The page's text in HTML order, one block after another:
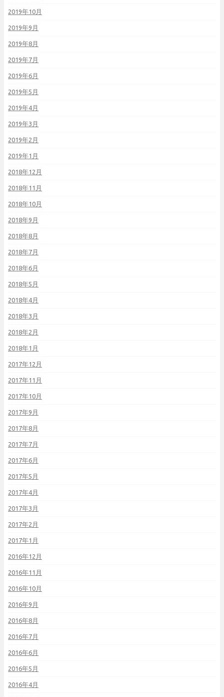
2019年10月
2019年9月
2019年8月
2019年7月
2019年6月
2019年5月
2019年4月
2019年3月
2019年2月
2019年1月
2018年12月
2018年11月
2018年10月
2018年9月
2018年8月
2018年7月
2018年6月
2018年5月
2018年4月
2018年3月
2018年2月
2018年1月
2017年12月
2017年11月
2017年10月
2017年9月
2017年8月
2017年7月
2017年6月
2017年5月
2017年4月
2017年3月
2017年2月
2017年1月
2016年12月
2016年11月
2016年10月
2016年9月
2016年8月
2016年7月
2016年6月
2016年5月
2016年4月